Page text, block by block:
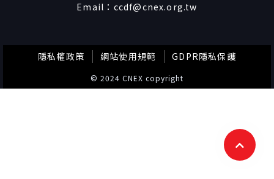
Email： ccdf@cnex.org.tw
© 2024 CNEX copyright
隱私權政策 網站使用規範 GDPR隱私保護